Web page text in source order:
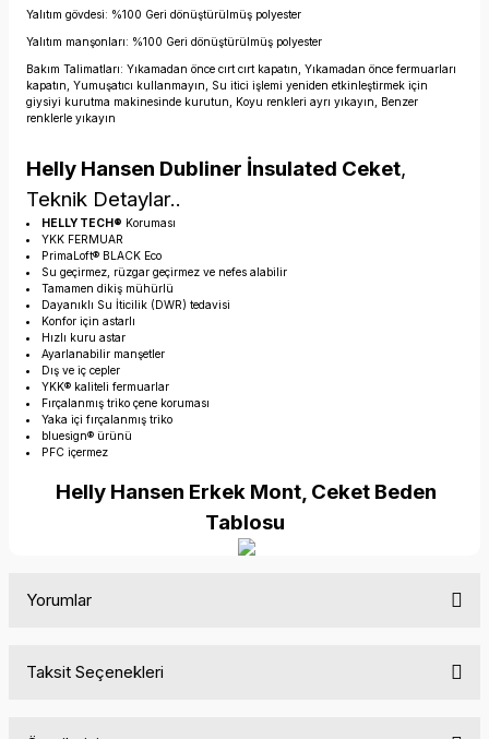
Yalıtım gövdesi: %100 Geri dönüştürülmüş polyester
Yalıtım manşonları: %100 Geri dönüştürülmüş polyester
Bakım Talimatları: Yıkamadan önce cırt cırt kapatın, Yıkamadan önce fermuarları
kapatın, Yumuşatıcı kullanmayın, Su itici işlemi yeniden etkinleştirmek için
giysiyi kurutma makinesinde kurutun, Koyu renkleri ayrı yıkayın, Benzer
renklerle yıkayın
Helly Hansen Dubliner İnsulated Ceket,
Teknik Detaylar..
HELLY TECH® Koruması
YKK FERMUAR
PrimaLoft® BLACK Eco
Su geçirmez, rüzgar geçirmez ve nefes alabilir
Tamamen dikiş mühürlü
Dayanıklı Su İticilik (DWR) tedavisi
Konfor için astarlı
Hızlı kuru astar
Ayarlanabilir manşetler
Dış ve iç cepler
YKK® kaliteli fermuarlar
Fırçalanmış triko çene koruması
Yaka içi fırçalanmış triko
bluesign® ürünü
PFC içermez
Helly Hansen Erkek Mont, Ceket Beden
Tablosu
Yorumlar
Taksit Seçenekleri